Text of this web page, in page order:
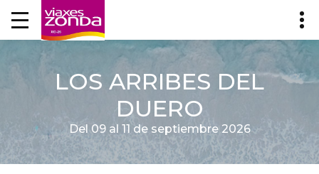
LOS ARRIBES DEL
DUERO
Del 09 al 11 de septiembre 2026